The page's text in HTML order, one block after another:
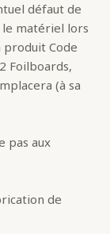
défaut de
matériel lors
produit Code
Foilboards,
(à sa
pas aux
de